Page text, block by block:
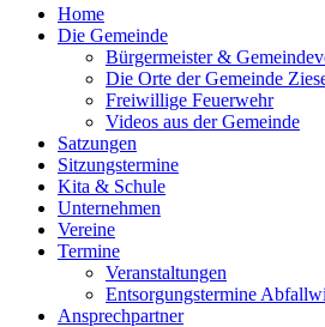
Home
Die Gemeinde
Bürgermeister &
Die Orte der Gemeinde
Freiwillige Feuerwehr
Videos aus der Gemeinde
Satzungen
Sitzungstermine
Kita & Schule
Unternehmen
Vereine
Termine
Veranstaltungen
Entsorgungstermine
Ansprechpartner